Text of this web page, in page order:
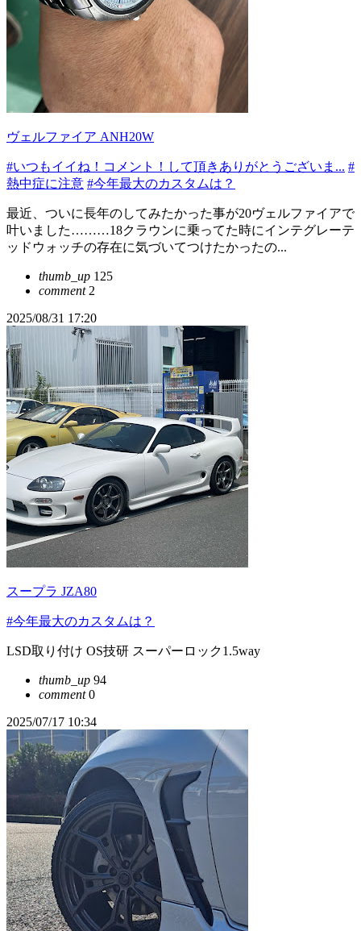
ヴェルファイア ANH20W
#いつもイイね！コメント！して頂きありがとうございま... #
熱中症に注意 #今年最大のカスタムは？
最近、ついに長年のしてみたかった事が20ヴェルファイアで
叶いました………18クラウンに乗ってた時にインテグレーテ
ッドウォッチの存在に気づいてつけたかったの...
thumb_up 125
comment2
2025/08/31 17:20
スープラ JZA80
#今年最大のカスタムは？
LSD取り付け OS技研 スーパーロック1.5way
thumb_up 94
comment0
2025/07/17 10:34